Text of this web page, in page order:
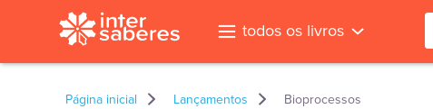
todos os livros
Página inicial Lançamentos Bioprocessos